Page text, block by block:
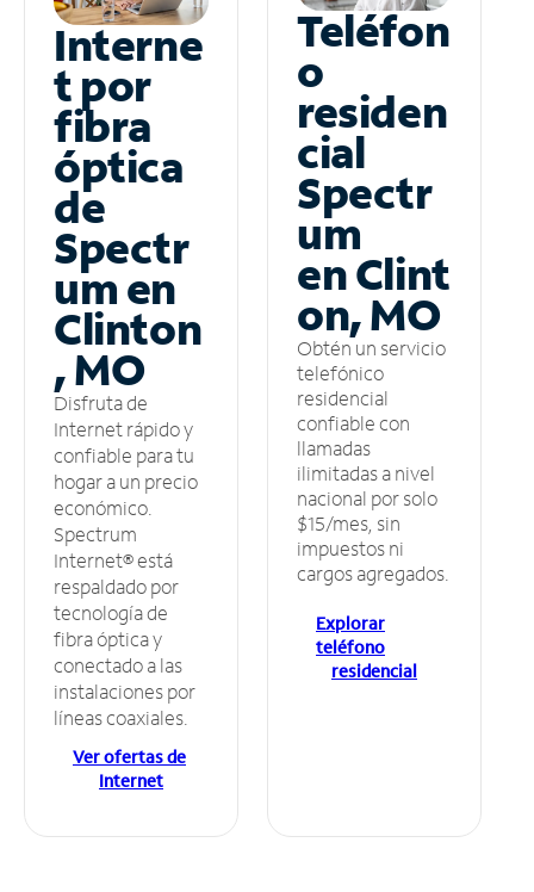
Interne
t por
fibra
óptica
de
Spectr
um en
Clinton
, MO
Disfruta de
Internet rápido y
confiable para tu
hogar a un precio
económico.
Spectrum
Internet® está
respaldado por
tecnología de
fibra óptica y
conectado a las
instalaciones por
líneas coaxiales.
Ver ofertas de
Internet
Teléfon
o
residen
cial
Spectr
um
en Clint
on, MO
Obtén un servicio
telefónico
residencial
confiable con
llamadas
ilimitadas a nivel
nacional por solo
$15/mes, sin
impuestos ni
cargos agregados.
Explorar
teléfono
residencial